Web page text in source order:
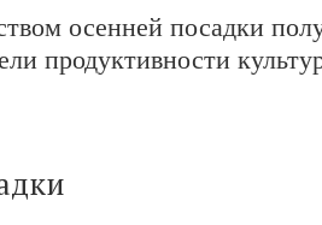
осенней посадки
продуктивности